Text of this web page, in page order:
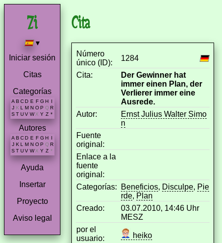
▾
Iniciar sesión
Citas
Categorías
A B C D E F G H I
J K L M N O P Q R
S T U V W X Y Z *
Autores
A B C D E F G H
J K L M N O P Q R
S T U V W X Y Z *
Ayuda
Insertar
Proyecto
Aviso legal
Cita
Número
único (ID):
1284
Cita:
Der Gewinner hat
immer einen Plan, der
Verlierer immer eine
Ausrede.
Autor:
Ernst Julius Walter Simo
n
Fuente
original:
Enlace a la
fuente
original:
Categorías:
Beneficios, Disculpe, Pie
rde, Plan
Creado:
03.07.2010, 14:46 Uhr
MESZ
por el
usuario:
heiko